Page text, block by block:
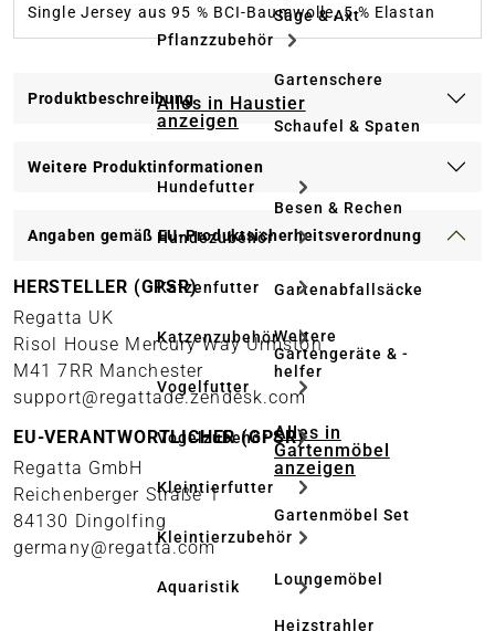
Pflanzzubehör
Alles in Haustier
anzeigen
Hundefutter
Hundezubehör
Katzenfutter
Katzenzubehör
Vogelfutter
Vogelzubehör
Kleintierfutter
Kleintierzubehör
Aquaristik
Säge & Axt
Gartenschere
Schaufel & Spaten
Besen & Rechen
Gartenabfallsäcke
Weitere
Gartengeräte & -
helfer
Alles in
Gartenmöbel
anzeigen
Gartenmöbel Set
Loungemöbel
Heizstrahler
Single Jersey aus 95 % BCI-Baumwolle, 5 % Elastan
Produktbeschreibung
Weitere Produktinformationen
Angaben gemäß EU-Produktsicherheitsverordnung
HERSTELLER (GPSR)
Regatta UK
Risol House Mercury Way Urmston
M41 7RR Manchester
support@regattade.zendesk.com
EU-VERANTWORTLICHER (GPSR)
Regatta GmbH
Reichenberger Straße 1
84130 Dingolfing
germany@regatta.com